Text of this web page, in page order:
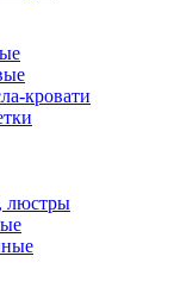
кровати
люстры